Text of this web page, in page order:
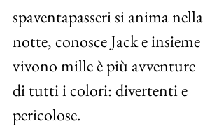
spaventapasseri si anima nella
notte, conosce Jack e insieme
vivono mille è più avventure
di tutti i colori: divertenti e
pericolose.